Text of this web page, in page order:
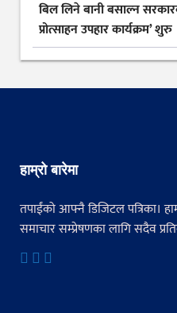
बिल लिने बानी बसाल्न
प्रोत्साहन उपहार कार्यक्रम’ शुरु
हाम्रो बारेमा
तपाईंको आफ्नै डिजिटल पत्रिका।
समाचार सम्प्रेषणका लागि सदैव